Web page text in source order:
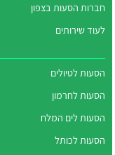
חברות הסעות בצפון
לעוד שירותים
הסעות לטיולים
הסעות לחרמון
הסעות לים המלח
הסעות לכותל